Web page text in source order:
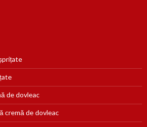
de dovleac
cremă de dovleac